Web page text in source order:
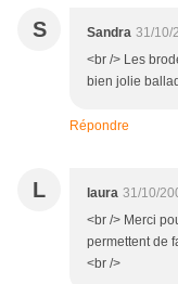
S Sandra 31/10/
<br /> Les
bien jolie
Répondre
L laura 31/10/
<br /> Merci
permettent de
<br />